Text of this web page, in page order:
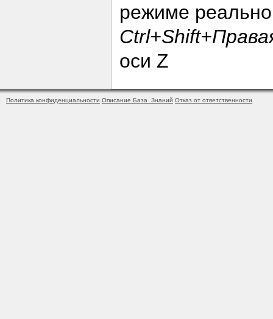
режиме
оси Z
Политика конфиденциальности Описание База_Знаний Отказ от ответственности